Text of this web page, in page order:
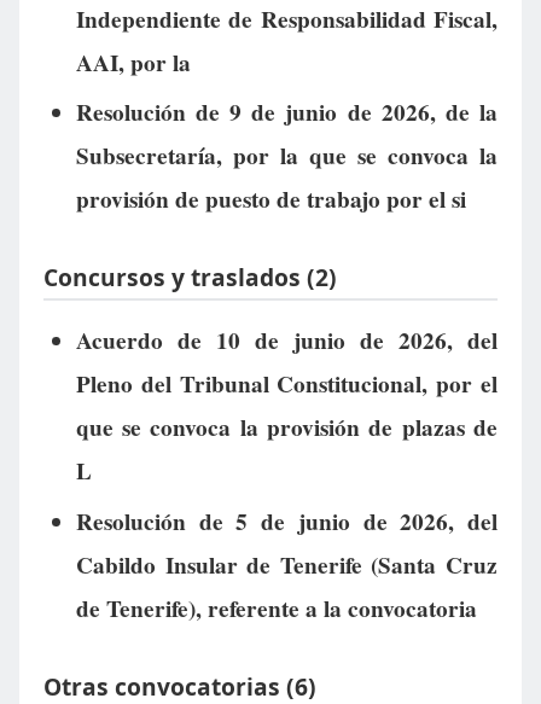
Independiente de Responsabilidad Fiscal,
AAI, por la
Resolución de 9 de junio de 2026, de la
Subsecretaría, por la que se convoca la
provisión de puesto de trabajo por el si
Concursos y traslados (2)
Acuerdo de 10 de junio de 2026, del
Pleno del Tribunal Constitucional, por el
que se convoca la provisión de plazas de
L
Resolución de 5 de junio de 2026, del
Cabildo Insular de Tenerife (Santa Cruz
de Tenerife), referente a la convocatoria
Otras convocatorias (6)